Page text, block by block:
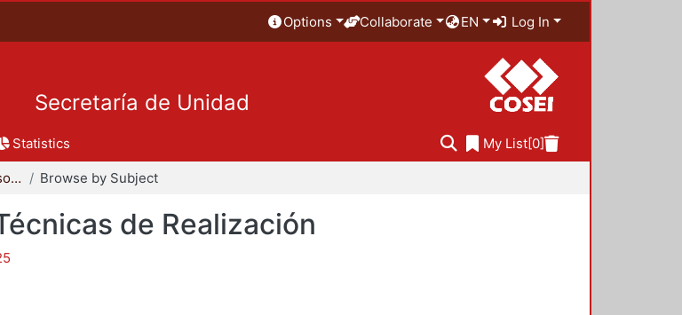
Options Collaborate EN Log In
Secretaría de Unidad
Statistics My List[0]
Departamento de Procesos y Técnicas de Realización Browse by Subject
de Realización